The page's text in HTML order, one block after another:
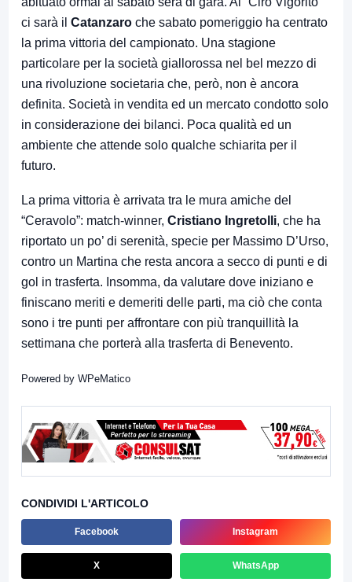
ci sarà il Catanzaro che sabato pomeriggio ha centrato
la prima vittoria del campionato. Una stagione
particolare per la società giallorossa nel bel mezzo di
una rivoluzione societaria che, però, non è ancora
definita. Società in vendita ed un mercato condotto solo
in considerazione dei bilanci. Poca qualità ed un
ambiente che attende solo qualche schiarita per il
futuro.
La prima vittoria è arrivata tra le mura amiche del
“Ceravolo”: match-winner, Cristiano Ingretolli, che ha
riportato un po’ di serenità, specie per Massimo D’Urso,
contro un Martina che resta ancora a secco di punti e di
gol in trasferta. Insomma, da valutare dove iniziano e
finiscano meriti e demeriti delle parti, ma ciò che conta
sono i tre punti per affrontare con più tranquillità la
settimana che porterà alla trasferta di Benevento.
Powered by WPeMatico
CONDIVIDI L'ARTICOLO
Facebook Instagram
X WhatsApp